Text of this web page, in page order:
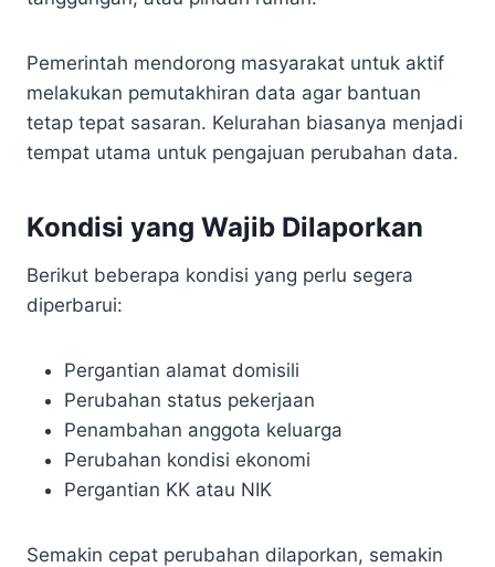
Pemerintah mendorong masyarakat untuk aktif
melakukan pemutakhiran data agar bantuan
tetap tepat sasaran. Kelurahan biasanya menjadi
tempat utama untuk pengajuan perubahan data.
Kondisi yang Wajib Dilaporkan
Berikut beberapa kondisi yang perlu segera
diperbarui:
Pergantian alamat domisili
Perubahan status pekerjaan
Penambahan anggota keluarga
Perubahan kondisi ekonomi
Pergantian KK atau NIK
Semakin cepat perubahan dilaporkan, semakin